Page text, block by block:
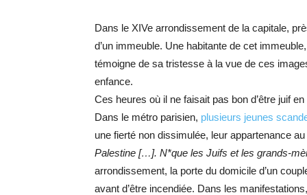
Dans le XIVe arrondissement de la capitale,
d’un immeuble. Une habitante de cet
témoigne de sa tristesse à la vue de ces
enfance.
Ces heures où il ne faisait pas bon d’être juif
Dans le métro parisien, plusieurs jeunes
une fierté non dissimulée, leur appartenance
Palestine […]. N*que les Juifs et les grands-
arrondissement, la porte du domicile d’un
avant d’être incendiée. Dans les